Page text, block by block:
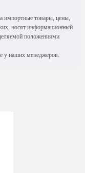
импортные товары, цены,
носят информационный
положениями
у наших менеджеров.